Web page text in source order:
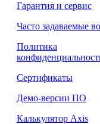
Гарантия и сервис
Часто задаваемые
Политика
Сертификаты
Демо-версии ПО
Калькулятор Axis